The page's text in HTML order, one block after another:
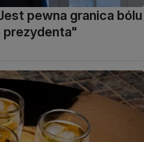
pewna granica bólu
prezydenta"